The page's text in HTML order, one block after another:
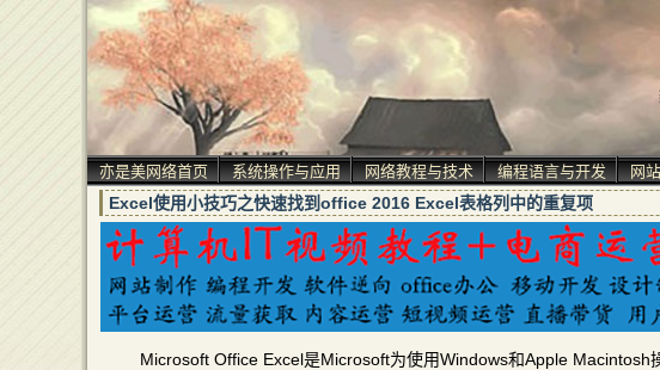
亦是美网络首页 系统操作与应用 网络教程与技术 编程语言与开发 网
Excel使用小技巧之快速找到office 2016 Excel表格列中的重复项
Microsoft Office Excel是Microsoft为使用Windows和Apple